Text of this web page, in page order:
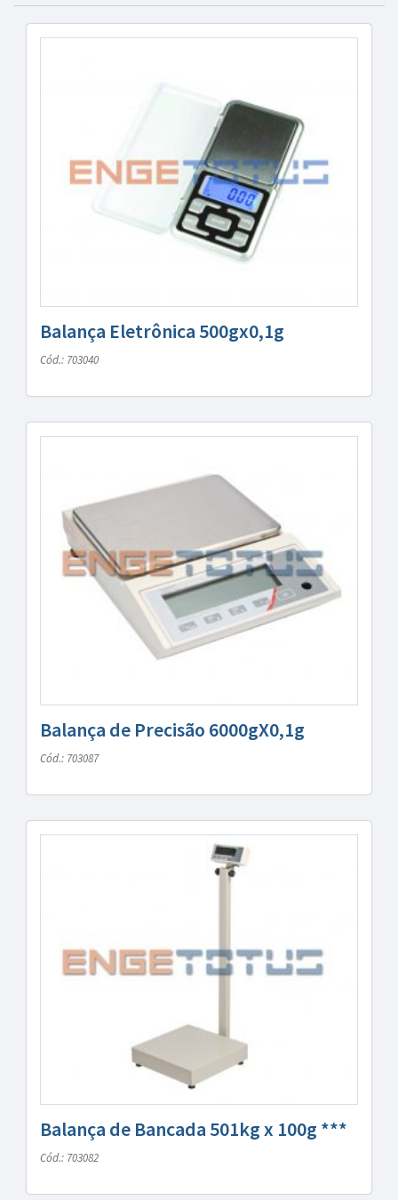
Balança Eletrônica 500gx0,1g
Cód.: 703040
Balança de Precisão 6000gX0,1g
Cód.: 703087
Balança de Bancada 501kg x 100g ***
Cód.: 703082